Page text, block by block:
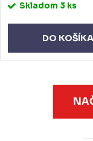
Skladom 3 ks
DO KOŠÍKA